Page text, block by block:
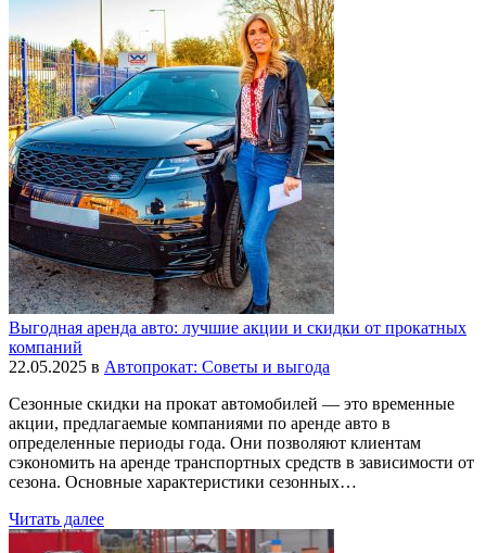
Выгодная аренда авто: лучшие акции и скидки от прокатных
компаний
22.05.2025 в Автопрокат: Советы и выгода
Сезонные скидки на прокат автомобилей — это временные
акции, предлагаемые компаниями по аренде авто в
определенные периоды года. Они позволяют клиентам
сэкономить на аренде транспортных средств в зависимости от
сезона. Основные характеристики сезонных…
Читать далее